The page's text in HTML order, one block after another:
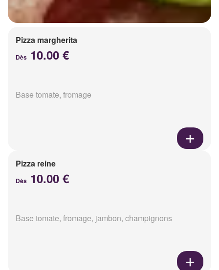
Pizza margherita
Dès 10.00 €
Base tomate, fromage
Pizza reine
Dès 10.00 €
Base tomate, fromage, jambon, champignons